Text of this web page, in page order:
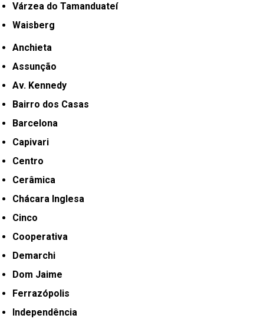
Várzea do Tamanduateí
Waisberg
Anchieta
Assunção
Av. Kennedy
Bairro dos Casas
Barcelona
Capivari
Centro
Cerâmica
Chácara Inglesa
Cinco
Cooperativa
Demarchi
Dom Jaime
Ferrazópolis
Independência